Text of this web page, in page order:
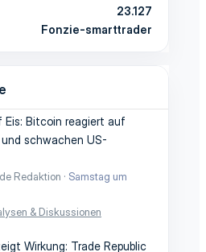
23.127
Fonzie-smarttrader
Bitcoin reagiert auf
schwachen US-
Redaktion
Samstag um
& Diskussionen
Wirkung: Trade Republic